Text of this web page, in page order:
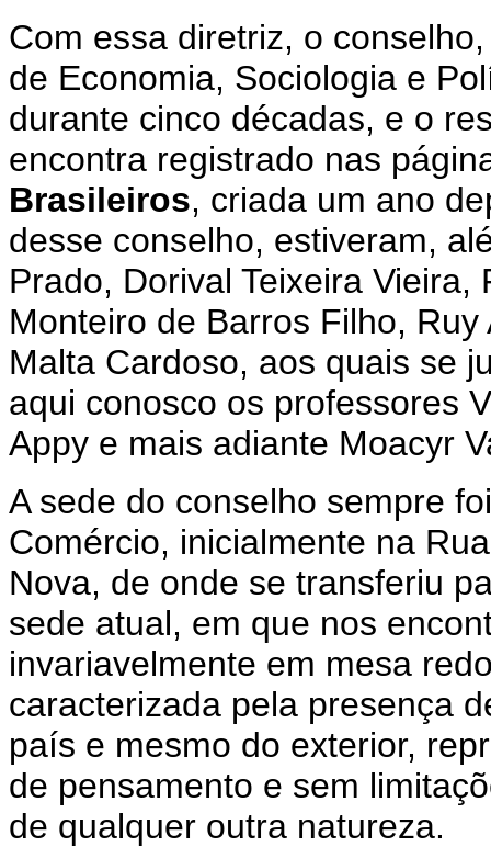
Com essa diretriz, o
de Economia, Sociologia e
durante cinco décadas, e o
encontra registrado nas
Brasileiros, criada um ano
desse conselho, estiveram,
Prado, Dorival Teixeira
Monteiro de Barros Filho,
Malta Cardoso, aos quais se
aqui conosco os professores
Appy e mais adiante Moacyr
A sede do conselho sempre
Comércio, inicialmente na
Nova, de onde se transferiu
sede atual, em que nos
invariavelmente em mesa
caracterizada pela presença
país e mesmo do exterior,
de pensamento e sem
de qualquer outra natureza.